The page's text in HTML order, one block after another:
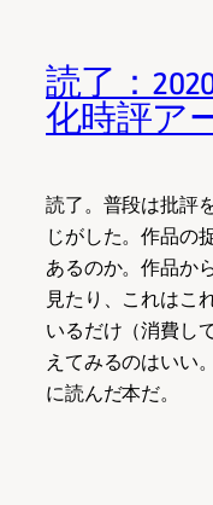
読了：
化時評ア
読了。普段は批評
じがした。作品の
あるのか。作品か
見たり、これはこ
いるだけ（消費し
えてみるのはいい
に読んだ本だ。